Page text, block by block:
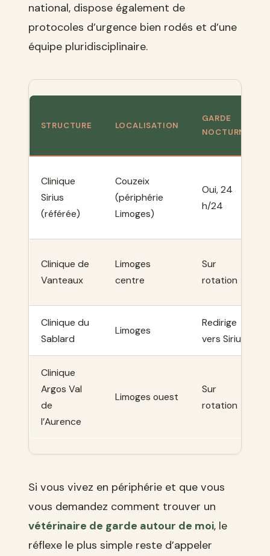
national, dispose également de
protocoles d’urgence bien rodés et d’une
équipe pluridisciplinaire.
STRUCTURE LOCALISATION
GARDE
NOCTURNE
Clinique
Sirius
(référée)
Couzeix
(périphérie
Limoges)
Oui, 24
h/24
Clinique de
Vanteaux
Limoges
centre
Sur
rotation
Clinique du
Sablard
Limoges
Redirige
vers Sirius
Clinique
Argos Val
de
l’Aurence
Limoges ouest
Sur
rotation
Si vous vivez en périphérie et que vous
vous demandez comment trouver un
vétérinaire de garde autour de moi, le
réflexe le plus simple reste d’appeler